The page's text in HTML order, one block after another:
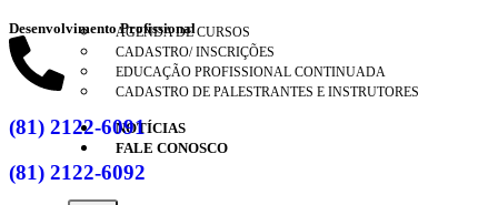
AGENDA DE CURSOS
CADASTRO/ INSCRIÇÕES
EDUCAÇÃO PROFISSIONAL CONTINUADA
CADASTRO DE PALESTRANTES E INSTRUTORES
NOTÍCIAS
FALE CONOSCO
Desenvolvimento Profissional
(81) 2122-6091
(81) 2122-6092